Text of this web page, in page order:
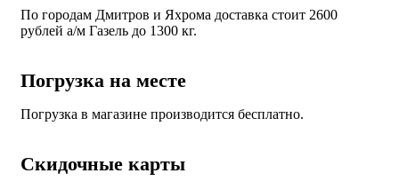
По городам Дмитров и Яхрома доставка стоит 2600
рублей а/м Газель до 1300 кг.
Погрузка на месте
Погрузка в магазине производится бесплатно.
Скидочные карты